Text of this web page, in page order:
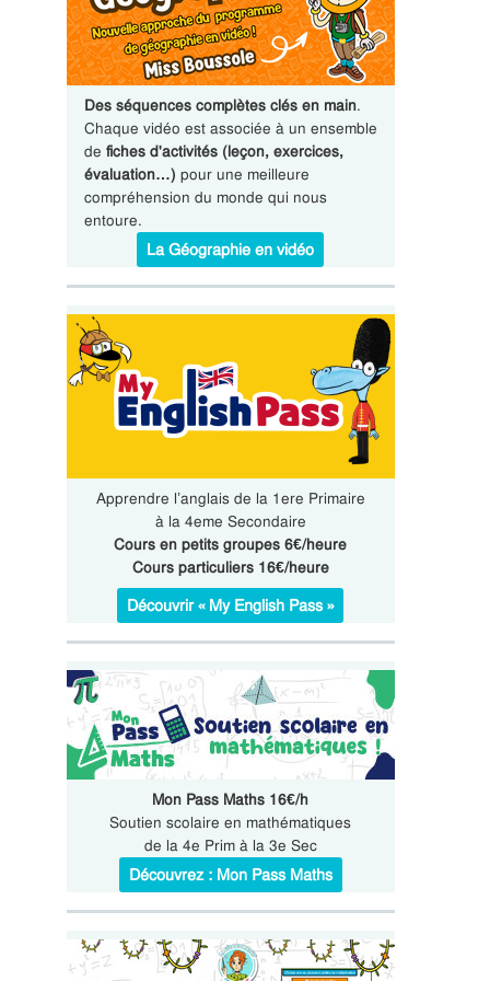
Des séquences complètes clés en main.
Chaque vidéo est associée à un ensemble
de fiches d'activités (leçon, exercices,
évaluation…) pour une meilleure
compréhension du monde qui nous
entoure.
La Géographie en vidéo
Apprendre l’anglais de la 1ere Primaire
à la 4eme Secondaire
Cours en petits groupes 6€/heure
Cours particuliers 16€/heure
Découvrir « My English Pass »
Mon Pass Maths 16€/h
Soutien scolaire en mathématiques
de la 4e Prim à la 3e Sec
Découvrez : Mon Pass Maths